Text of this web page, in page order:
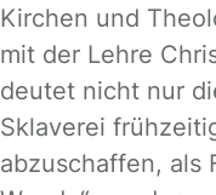
Kirchen und
mit der Lehre
deutet nicht nur
Sklaverei
abzuschaffen, als